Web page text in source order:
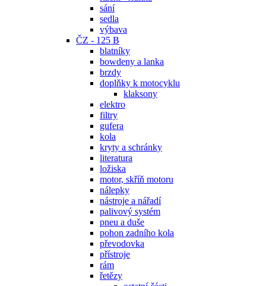
sání
sedla
výbava
ČZ - 125 B
blatníky
bowdeny a lanka
brzdy
doplňky k motocyklu
klaksony
elektro
filtry
gufera
kola
kryty a schránky
literatura
ložiska
motor, skříň motoru
nálepky
nástroje a nářadí
palivový systém
pneu a duše
pohon zadního kola
převodovka
přístroje
rám
řetězy